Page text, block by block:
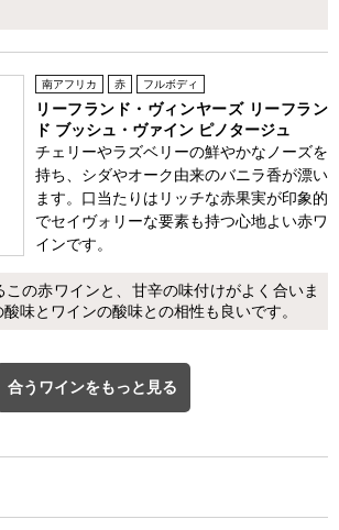
南アフリカ 赤 フルボディ
リーフランド・ヴィンヤーズ リーフラン
ド ブッシュ・ヴァイン ピノタージュ
チェリーやラズベリーの鮮やかなノーズを
持ち、シダやオーク由来のバニラ香が漂い
ます。口当たりはリッチな赤果実が印象的
でセイヴォリーな要素も持つ心地よい赤ワ
インです。
の赤ワインと、甘辛の味付けがよく合いま
味とワインの酸味との相性も良いです。
合うワインをもっと見る